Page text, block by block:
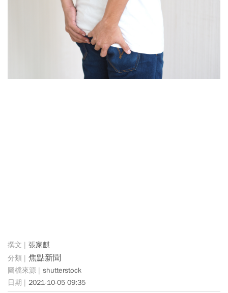
張家麒
焦點新聞
shutterstock
2021-10-05 09:35